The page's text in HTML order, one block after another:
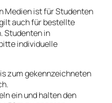
Medien ist für Studenten
auch für bestellte
Studenten in
individuelle
zum gekennzeichneten
ein und halten den